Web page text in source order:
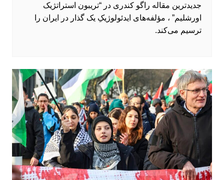
جدیدترین مقاله راگو کندری در “تریبون استراتژیک
اورشلیم” ، مؤلفه‌های ایدئولوژیکِ یک گذار در ایران را
ترسیم می‌کند.